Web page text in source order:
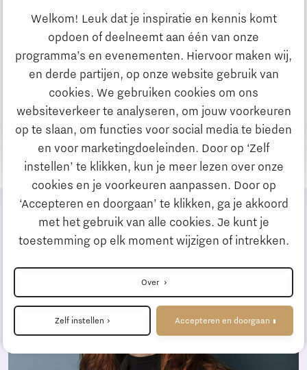
Welkom! Leuk dat je inspiratie en kennis komt
opdoen of deelneemt aan één van onze
programma’s en evenementen. Hiervoor maken wij,
en derde partijen, op onze website gebruik van
cookies. We gebruiken cookies om ons
websiteverkeer te analyseren, om jouw voorkeuren
op te slaan, om functies voor social media te bieden
en voor marketingdoeleinden. Door op ‘Zelf
instellen’ te klikken, kun je meer lezen over onze
cookies en je voorkeuren aanpassen. Door op
‘Accepteren en doorgaan’ te klikken, ga je akkoord
met het gebruik van alle cookies. Je kunt je
toestemming op elk moment wijzigen of intrekken.
Over
Zelf instellen Accepteren en doorgaan
Johan Tholen
Leerling monteur bij Croon, Wolter en Dros
Terug naar de homepage